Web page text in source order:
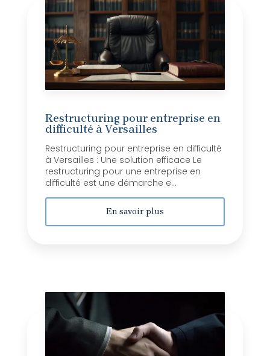
Restructuring pour entreprise en
difficulté à Versailles
Restructuring pour entreprise en difficulté
à Versailles : Une solution efficace Le
restructuring pour une entreprise en
difficulté est une démarche e...
En savoir plus